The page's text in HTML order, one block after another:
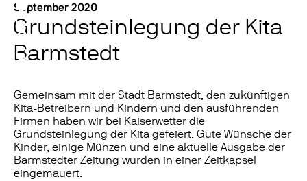
September 2020
Grundsteinlegung der Kita
Barmstedt
Gemeinsam mit der Stadt Barmstedt, den zukünftigen
Kita-Betreibern und Kindern und den ausführenden
Firmen haben wir bei Kaiserwetter die
Grundsteinlegung der Kita gefeiert. Gute Wünsche der
Kinder, einige Münzen und eine aktuelle Ausgabe der
Barmstedter Zeitung wurden in einer Zeitkapsel
eingemauert.